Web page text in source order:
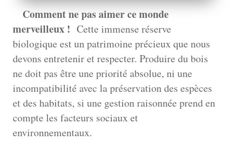
Comment ne pas aimer ce monde
merveilleux ! Cette immense réserve
biologique est un patrimoine précieux que nous
devons entretenir et respecter. Produire du bois
ne doit pas être une priorité absolue, ni une
incompatibilité avec la préservation des espèces
et des habitats, si une gestion raisonnée prend en
compte les facteurs sociaux et
environnementaux.